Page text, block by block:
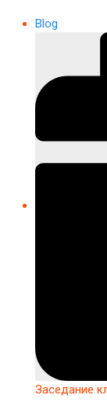
Blog
Заседание